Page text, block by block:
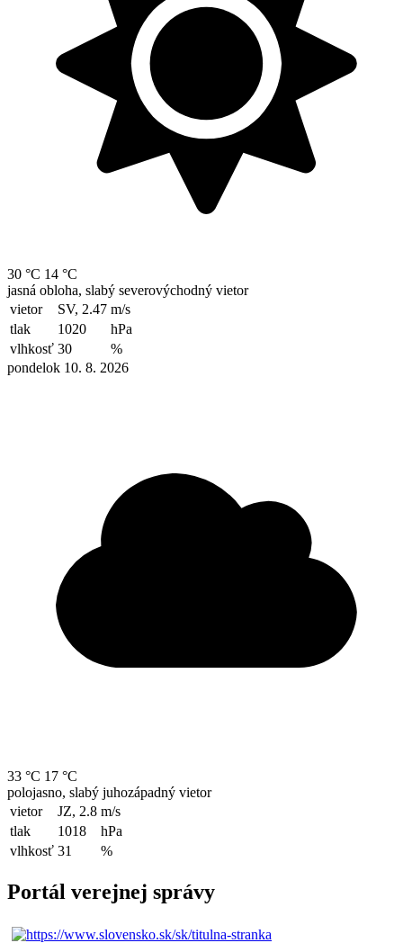
30 °C 14 °C
jasná obloha, slabý severovýchodný vietor
vietor
SV, 2.47 m/s
tlak
1020
hPa
vlhkosť 30
%
pondelok 10. 8. 2026
33 °C 17 °C
polojasno, slabý juhozápadný vietor
vietor
JZ, 2.8 m/s
tlak
1018
hPa
vlhkosť 31 %
Portál verejnej správy